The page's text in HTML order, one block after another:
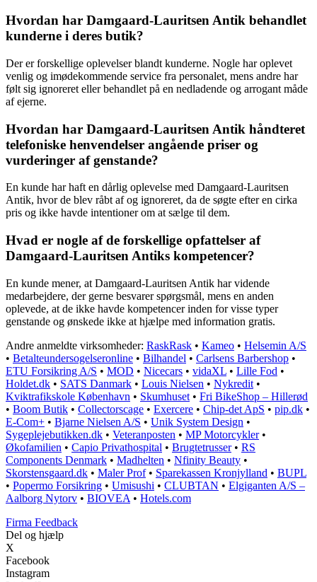
Hvordan har Damgaard-Lauritsen Antik behandlet
kunderne i deres butik?
Der er forskellige oplevelser blandt kunderne. Nogle har oplevet
venlig og imødekommende service fra personalet, mens andre har
følt sig ignoreret eller behandlet på en nedladende og arrogant måde
af ejerne.
Hvordan har Damgaard-Lauritsen Antik håndteret
telefoniske henvendelser angående priser og
vurderinger af genstande?
En kunde har haft en dårlig oplevelse med Damgaard-Lauritsen
Antik, hvor de blev råbt af og ignoreret, da de søgte efter en cirka
pris og ikke havde intentioner om at sælge til dem.
Hvad er nogle af de forskellige opfattelser af
Damgaard-Lauritsen Antiks kompetencer?
En kunde mener, at Damgaard-Lauritsen Antik har vidende
medarbejdere, der gerne besvarer spørgsmål, mens en anden
oplevede, at de ikke havde kompetencer inden for visse typer
genstande og ønskede ikke at hjælpe med information gratis.
Andre anmeldte virksomheder: RaskRask • Kameo • Helsemin A/S
• Betalteundersogelseronline • Bilhandel • Carlsens Barbershop •
ETU Forsikring A/S • MOD • Nicecars • vidaXL • Lille Fod •
Holdet.dk • SATS Danmark • Louis Nielsen • Nykredit •
Kviktrafikskole København • Skumhuset • Fri BikeShop – Hillerød
• Boom Butik • Collectorscage • Exercere • Chip-det ApS • pip.dk •
E-Com+ • Bjarne Nielsen A/S • Unik System Design •
Sygeplejebutikken.dk • Veteranposten • MP Motorcykler•
Økofamilien • Capio Privathospital • Brugtetrusser• RS
Components Denmark • Madhelten • Nfinity Beauty •
Skorstensgaard.dk • Maler Prof• Sparekassen Kronjylland • BUPL
• Popermo Forsikring • Umisushi • CLUBTAN • Elgiganten A/S –
Aalborg Nytorv • BIOVEA • Hotels.com
Firma Feedback
Del og hjælp
X
Facebook
Instagram